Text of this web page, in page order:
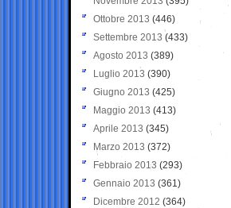
Ottobre 2013 (446)
Settembre 2013 (433)
Agosto 2013 (389)
Luglio 2013 (390)
Giugno 2013 (425)
Maggio 2013 (413)
Aprile 2013 (345)
Marzo 2013 (372)
Febbraio 2013 (293)
Gennaio 2013 (361)
Dicembre 2012 (364)